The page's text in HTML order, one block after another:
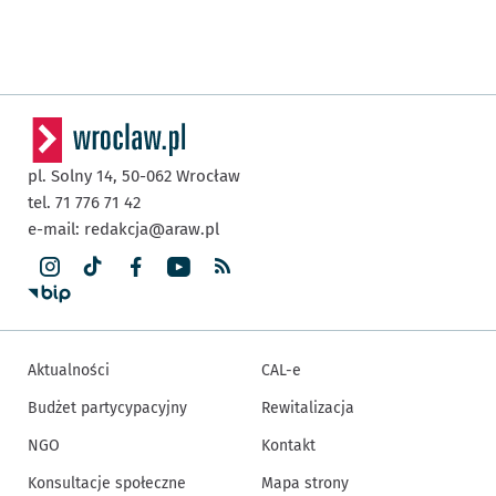
pl. Solny 14, 50-062 Wrocław
tel. 71 776 71 42
e-mail: redakcja@araw.pl
Aktualności
Budżet partycypacyjny
NGO
Konsultacje społeczne
CAL-e
Rewitalizacja
Kontakt
Mapa strony